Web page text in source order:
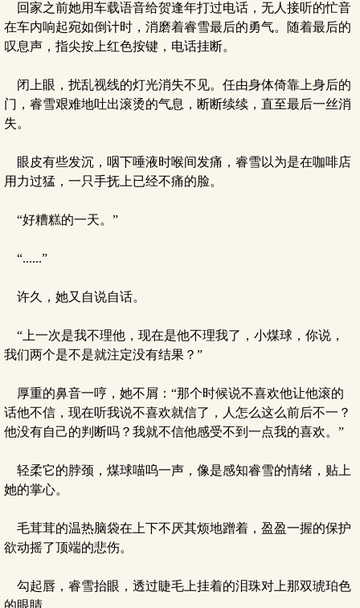
回家之前她用车载语音给贺逢年打过电话，无人接听的忙音
在车内响起宛如倒计时，消磨着睿雪最后的勇气。随着最后的
叹息声，指尖按上红色按键，电话挂断。
闭上眼，扰乱视线的灯光消失不见。任由身体倚靠上身后的
门，睿雪艰难地吐出滚烫的气息，断断续续，直至最后一丝消
失。
眼皮有些发沉，咽下唾液时喉间发痛，睿雪以为是在咖啡店
用力过猛，一只手抚上已经不痛的脸。
“好糟糕的一天。”
“......”
许久，她又自说自话。
“上一次是我不理他，现在是他不理我了，小煤球，你说，
我们两个是不是就注定没有结果？”
厚重的鼻音一哼，她不屑：“那个时候说不喜欢他让他滚的
话他不信，现在听我说不喜欢就信了，人怎么这么前后不一？
他没有自己的判断吗？我就不信他感受不到一点我的喜欢。”
轻柔它的脖颈，煤球喵呜一声，像是感知睿雪的情绪，贴上
她的掌心。
毛茸茸的温热脑袋在上下不厌其烦地蹭着，盈盈一握的保护
欲动摇了顶端的悲伤。
勾起唇，睿雪抬眼，透过睫毛上挂着的泪珠对上那双琥珀色
的眼睛。